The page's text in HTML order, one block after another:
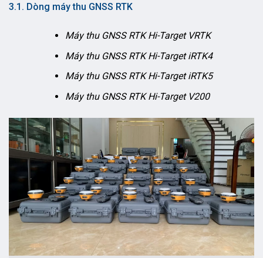
3.1. Dòng máy thu GNSS RTK
Máy thu GNSS RTK Hi-Target VRTK
Máy thu GNSS RTK Hi-Target iRTK4
Máy thu GNSS RTK Hi-Target iRTK5
Máy thu GNSS RTK Hi-Target V200